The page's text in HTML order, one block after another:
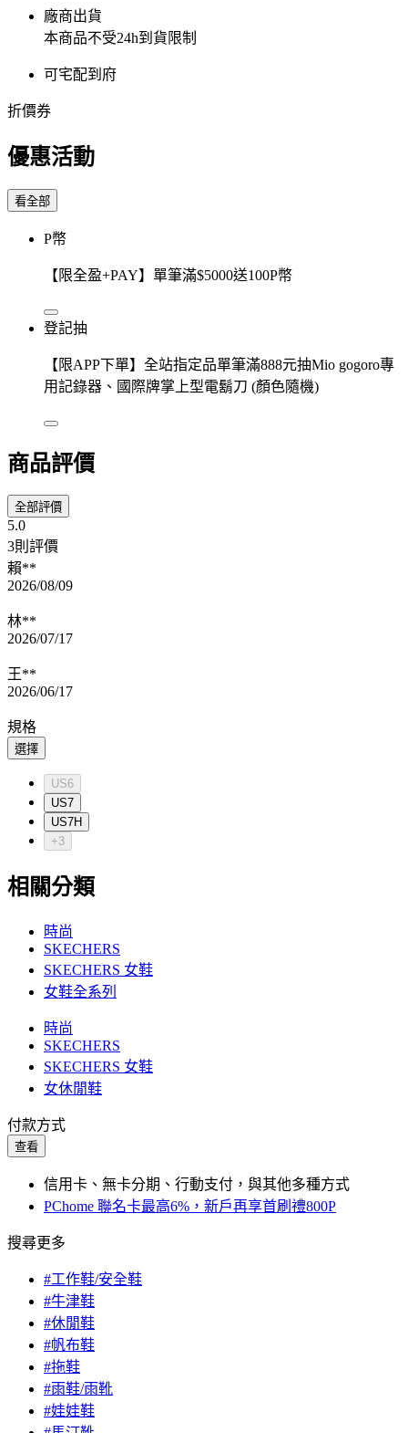
廠商出貨
本商品不受24h到貨限制
可宅配到府
折價券
優惠活動
看全部
P幣
【限全盈+PAY】單筆滿$5000送100P幣
登記抽
【限APP下單】全站指定品單筆滿888元抽Mio gogoro專
用記錄器、國際牌掌上型電鬍刀 (顏色隨機)
商品評價
全部評價
5.0
3則評價
賴**
2026/08/09
林**
2026/07/17
王**
2026/06/17
規格
選擇
US6
US7
US7H
+3
相關分類
時尚
SKECHERS
SKECHERS 女鞋
女鞋全系列
時尚
SKECHERS
SKECHERS 女鞋
女休閒鞋
付款方式
查看
信用卡、無卡分期、行動支付，與其他多種方式
PChome 聯名卡最高6%，新戶再享首刷禮800P
搜尋更多
#工作鞋/安全鞋
#牛津鞋
#休閒鞋
#帆布鞋
#拖鞋
#雨鞋/雨靴
#娃娃鞋